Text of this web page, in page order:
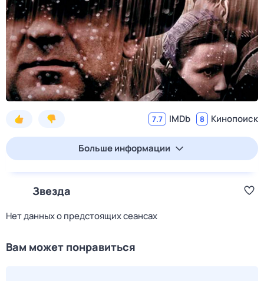
7.7 IMDb 8 Кинопоиск
Больше информации
Звезда
Нет данных о предстоящих сеансах
Вам может понравиться